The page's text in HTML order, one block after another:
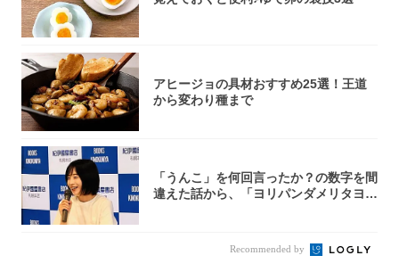
アヒージョの具材おすすめ25選！王道
から変わり種まで
「うんこ」を何回言ったか？の数字を間
違えた話から、「ヨリパンダメリタヨコ
Recommended by